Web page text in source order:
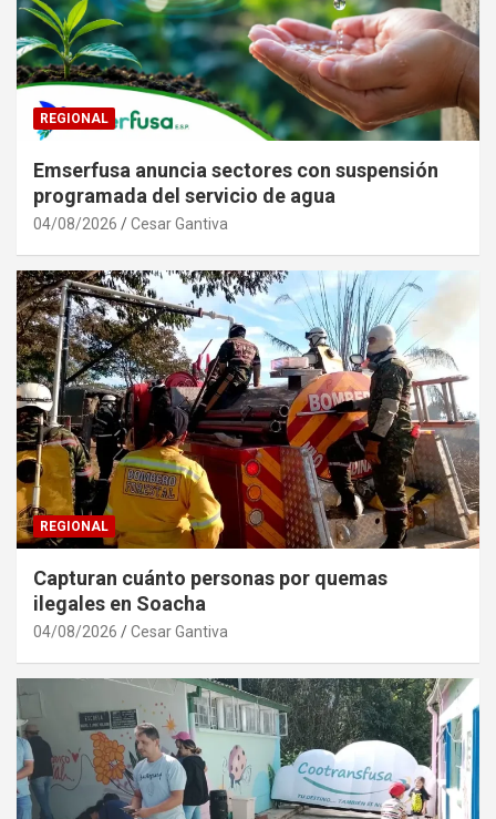
REGIONAL
Emserfusa anuncia sectores con suspensión
programada del servicio de agua
04/08/2026 Cesar Gantiva
REGIONAL
Capturan cuánto personas por quemas
ilegales en Soacha
04/08/2026 Cesar Gantiva